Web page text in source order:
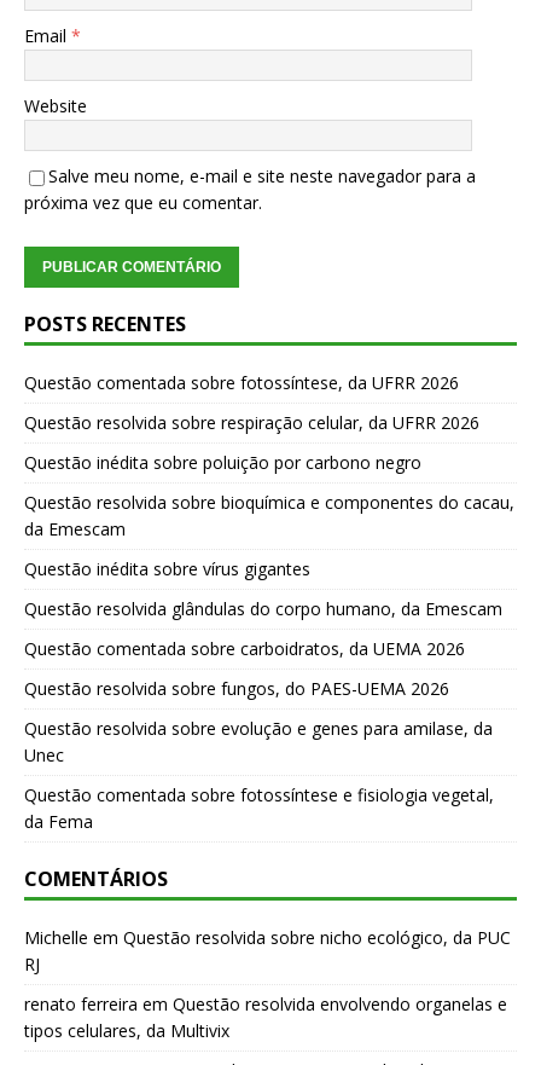
Email *
Website
Salve meu nome, e-mail e site neste navegador para a
próxima vez que eu comentar.
POSTS RECENTES
Questão comentada sobre fotossíntese, da UFRR 2026
Questão resolvida sobre respiração celular, da UFRR 2026
Questão inédita sobre poluição por carbono negro
Questão resolvida sobre bioquímica e componentes do cacau,
da Emescam
Questão inédita sobre vírus gigantes
Questão resolvida glândulas do corpo humano, da Emescam
Questão comentada sobre carboidratos, da UEMA 2026
Questão resolvida sobre fungos, do PAES-UEMA 2026
Questão resolvida sobre evolução e genes para amilase, da
Unec
Questão comentada sobre fotossíntese e fisiologia vegetal,
da Fema
COMENTÁRIOS
Michelle em Questão resolvida sobre nicho ecológico, da PUC
RJ
renato ferreira em Questão resolvida envolvendo organelas e
tipos celulares, da Multivix